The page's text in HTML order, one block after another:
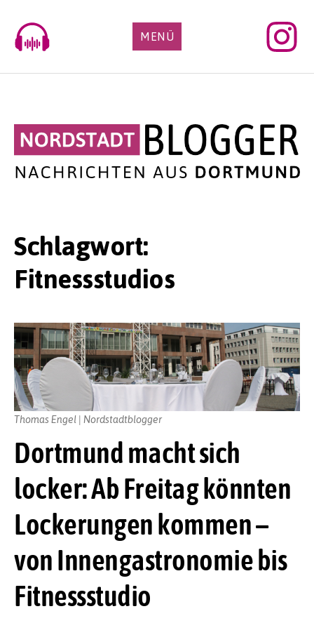
content
MENÜ
Schlagwort:
Fitnessstudios
Dortmund macht sich
locker: Ab Freitag könnten
Lockerungen kommen –
von Innengastronomie bis
Fitnessstudio
Thomas Engel | Nordstadtblogger